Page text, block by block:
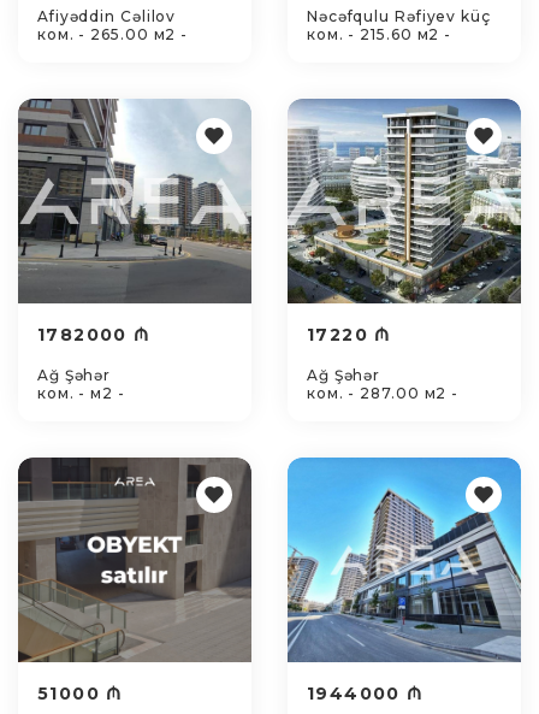
Afiyəddin Cəlilov
ком. - 265.00 м2 -
Nəcəfqulu Rəfiyev küç
ком. - 215.60 м2 -
1782000 ₼
Ağ Şəhər
ком. - м2 -
17220 ₼
Ağ Şəhər
ком. - 287.00 м2 -
51000 ₼ 1944000 ₼